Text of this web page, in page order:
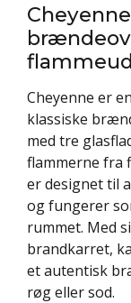
Cheyenne er
klassiske
med tre
flammerne fra
er designet til
og fungerer
rummet. Med
brandkarret,
et autentisk
røg eller sod.